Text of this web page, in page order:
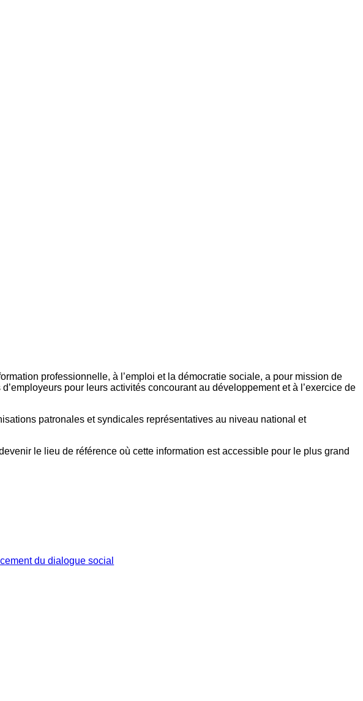
professionnelle, à l’emploi et la démocratie sociale, a pour mission de
pour leurs activités concourant au développement et à l’exercice de
patronales et syndicales représentatives au niveau national et
le lieu de référence où cette information est accessible pour le plus grand
du dialogue social